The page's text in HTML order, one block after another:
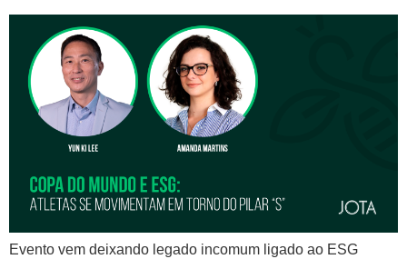
Evento vem deixando legado incomum ligado ao ESG